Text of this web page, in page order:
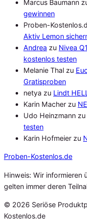
Marcus Baumann
gewinnen
Proben-
Aktiv Lemon
Andrea zu Nivea
kostenlos testen
Melanie Thal zu
Gratisproben
netya zu Lindt
Karin Macher zu
Udo Heinzmann zu
testen
Karin Hofmeier zu
Proben-Kostenlos.de
Hinweis: Wir informieren
gelten immer deren
© 2026 Seriöse
Kostenlos.de